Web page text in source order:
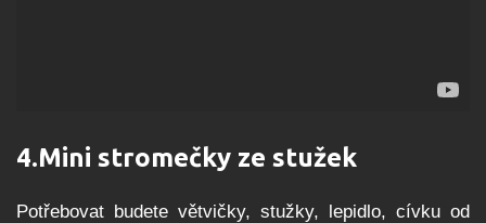
4.Mini stromečky ze stužek
Potřebovat budete větvičky, stužky, lepidlo, cívku od